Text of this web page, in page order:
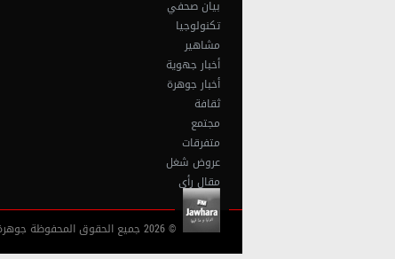
بيان صحفي
تكنولوجيا
مشاهير
أخبار جهوية
أخبار جوهرة
ثقافة
مجتمع
متفرقات
عروض شغل
مقال رأي
© 2026 جميع الحقوق المحفوظة جوهرة أف آم تونس |